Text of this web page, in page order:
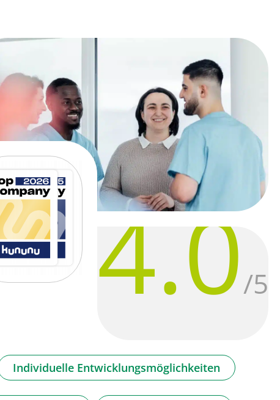
4.0/5
Individuelle Entwicklungsmöglichkeiten